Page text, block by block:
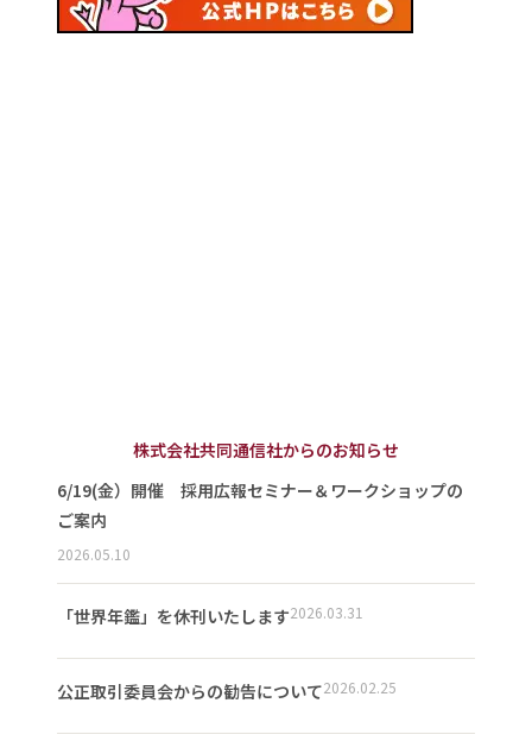
株式会社共同通信社からのお知らせ
6/19(金）開催 採用広報セミナー＆ワークショップの
ご案内
2026.05.10
「世界年鑑」を休刊いたします2026.03.31
公正取引委員会からの勧告について2026.02.25